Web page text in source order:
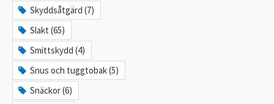
Skyddsåtgärd (7)
Slakt (65)
Smittskydd (4)
Snus och tuggtobak (5)
Snäckor (6)